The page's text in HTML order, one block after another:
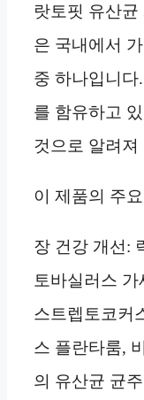
랏토핏 유산
은 국내에서
중 하나입니다
를 함유하고
것으로 알려져
이 제품의 주
장 건강 개선:
토바실러스
스트렙토코커
스 플란타룸,
의 유산균 균